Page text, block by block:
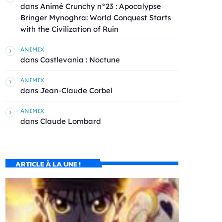
dans Animé Crunchy n°23 : Apocalypse
Bringer Mynoghra: World Conquest Starts
with the Civilization of Ruin
ANIMIX
dans Castlevania : Noctune
ANIMIX
dans Jean-Claude Corbel
ANIMIX
dans Claude Lombard
ARTICLE À LA UNE !